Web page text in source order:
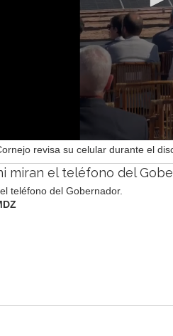
revisa su celular durante el
teléfono del Gobernador.